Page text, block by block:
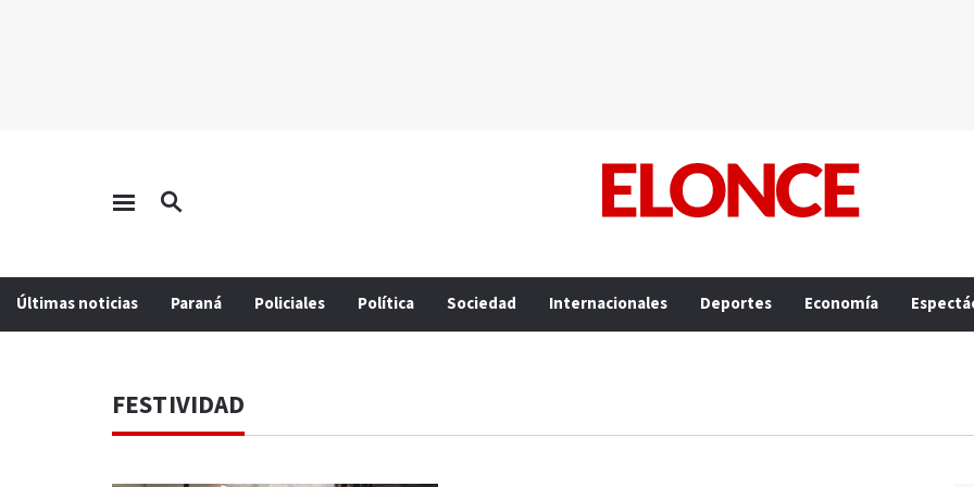
Últimas noticias Paraná Policiales Política Sociedad Internacionales Deportes Economía
FESTIVIDAD